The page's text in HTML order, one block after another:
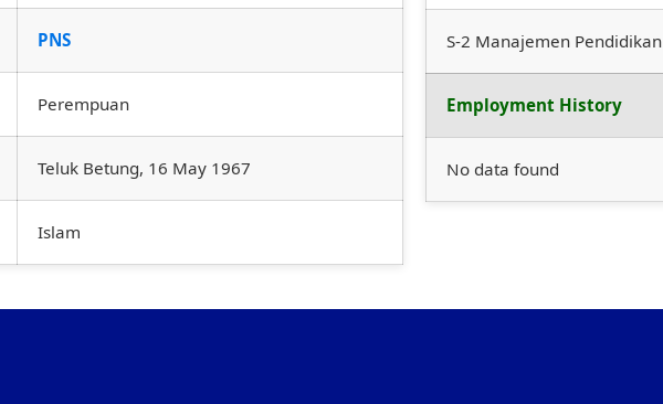
PNS
Perempuan
Teluk Betung, 16 May 1967
Islam
S-2 Manajemen Pendidikan
Employment History
No data found